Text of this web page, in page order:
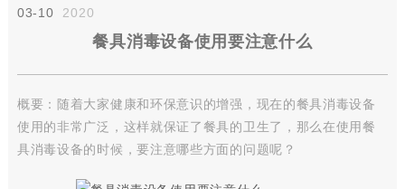
03-10 2020
餐具消毒设备使用要注意什么
概要：随着大家健康和环保意识的增强，现在的餐具消毒设备
使用的非常广泛，这样就保证了餐具的卫生了，那么在使用餐
具消毒设备的时候，要注意哪些方面的问题呢？